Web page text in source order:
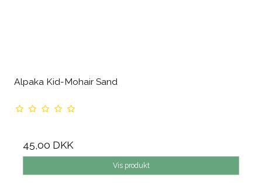
Alpaka Kid-Mohair Sand
45,00 DKK
Vis produkt